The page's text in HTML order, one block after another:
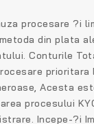
procesare ?i
din plata
Conturile
prioritara
Acesta
procesului
Incepe-?i